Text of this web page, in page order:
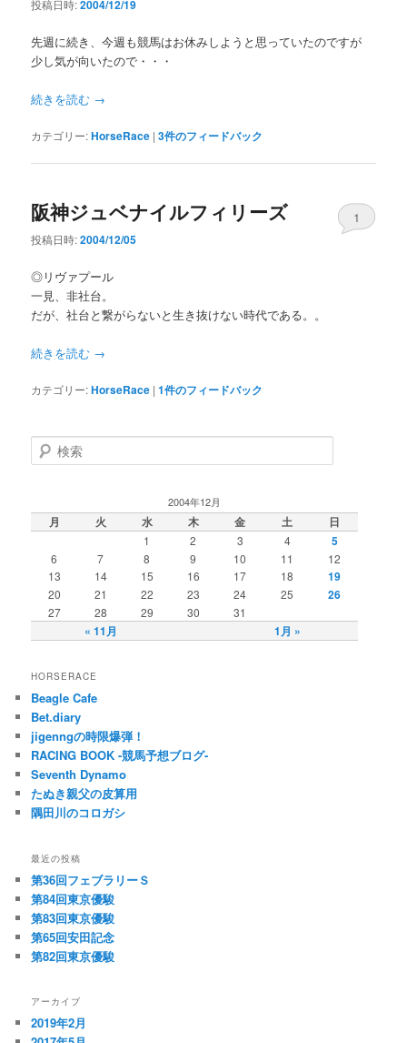
投稿日時:2004/12/19
先週に続き、今週も競馬はお休みしようと思っていたのですが
少し気が向いたので・・・
続きを読む →
カテゴリー:HorseRace |3件のフィードバック
阪神ジュベナイルフィリーズ
投稿日時:2004/12/05
1
◎リヴァプール
一見、非社台。
だが、社台と繋がらないと生き抜けない時代である。。
続きを読む →
カテゴリー:HorseRace |1件のフィードバック
検索
2004年12月
月 火 水 木 金 土 日
« 11月 1月 »
1 2 3 4 5
6 7 8 9 10 11
12
13
14 15 16 17 18 19
20 21 22 23 24 25 26
27 28 29 30 31
HORSERACE
Beagle Cafe
Bet.diary
jigenngの時限爆弾！
RACING BOOK -競馬予想ブログ-
Seventh Dynamo
たぬき親父の皮算用
隅田川のコロガシ
最近の投稿
第36回フェブラリーＳ
第84回東京優駿
第83回東京優駿
第65回安田記念
第82回東京優駿
アーカイブ
2019年2月